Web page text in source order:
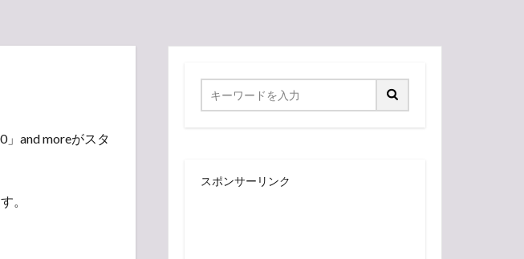
and moreがスタ
。
スポンサーリンク